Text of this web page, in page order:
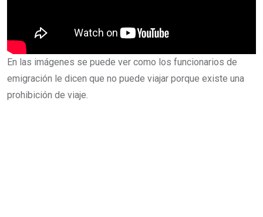
En las imágenes se puede ver como los funcionarios de
emigración le dicen que no puede viajar porque existe una
prohibición de viaje.